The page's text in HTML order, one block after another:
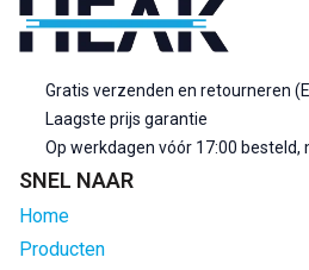
Gratis verzenden en retourneren
Laagste prijs garantie
Op werkdagen vóór 17:00 besteld,
SNEL NAAR
Home
Producten